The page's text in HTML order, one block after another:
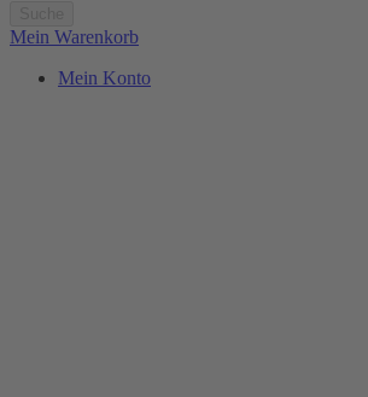
Mein Warenkorb
Mein Konto